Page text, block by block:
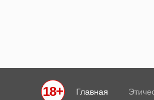
18+ Главная